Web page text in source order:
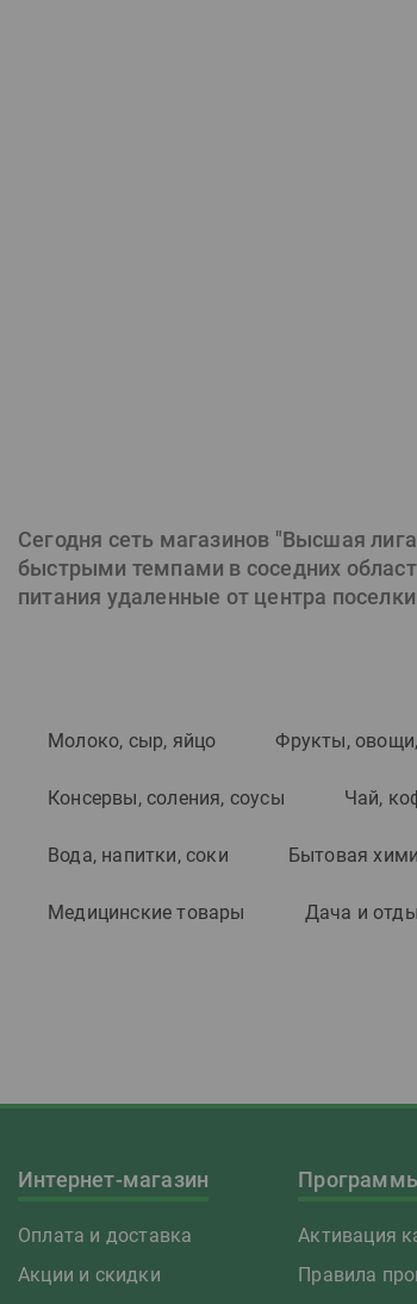
Сегодня сеть магазинов "Высшая
быстрыми темпами в соседних
питания удаленные от центра
Молоко, сыр, яйцо Фрукты,
Консервы, соления, соусы Чай,
Вода, напитки, соки Бытовая
Медицинские товары Дача и
Интернет-магазин
Оплата и доставка
Акции и скидки
Активация
Правила